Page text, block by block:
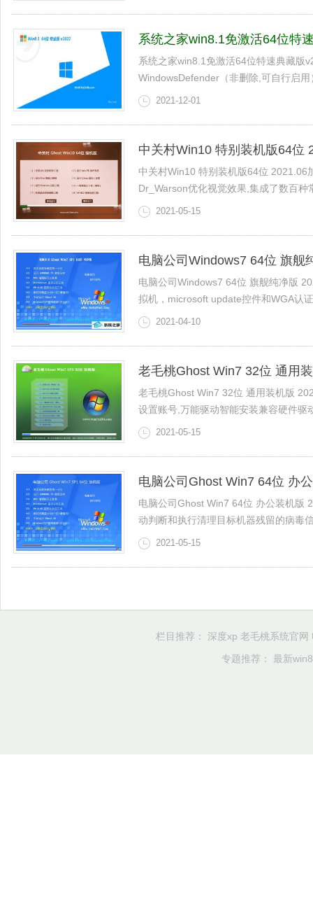
系统之家win8.1免激活64位特
系统之家win8.1免激活64位特速典藏版
WindowsDefender（非删除,可自行启
2021-12-01
中关村Win10 特别装机版64位
中关村Win10 特别装机版64位 2021.06
Dr_Warson优化视觉效果,集成了数百种
2021-05-15
电脑公司Windows7 64位 旗舰
电脑公司Windows7 64位 旗舰纯净版
拟机，microsoft update控件和WGA认
2021-04-10
老毛桃Ghost Win7 32位 通用
老毛桃Ghost Win7 32位 通用装机版
设置账号,万能驱动智能安装兼容硬件驱
2021-05-15
电脑公司Ghost Win7 64位 办
电脑公司Ghost Win7 64位 办公装机版
动判断和执行清理目标机器残留的病毒
2021-05-15
栏目推荐： 深度xp 老毛桃系统官网
专题推荐： 最新